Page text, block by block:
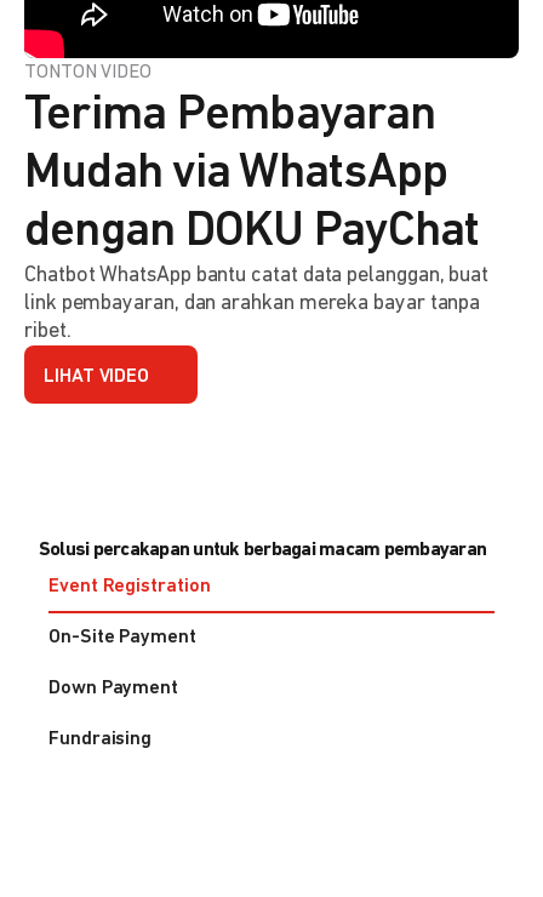
TONTON VIDEO
Terima Pembayaran
Mudah via WhatsApp
dengan DOKU PayChat
Chatbot WhatsApp bantu catat data pelanggan, buat
link pembayaran, dan arahkan mereka bayar tanpa
ribet.
LIHAT VIDEO
Solusi percakapan untuk berbagai macam pembayaran
Event Registration
On-Site Payment
Down Payment
Fundraising